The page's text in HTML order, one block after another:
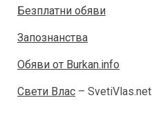
Безплатни обяви
Запознанства
Обяви от Burkan.info
Свети Влас – SvetiVlas.net